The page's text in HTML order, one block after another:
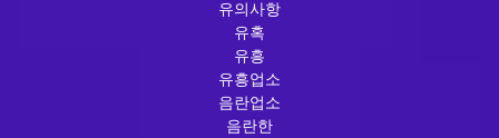
유의사항
유혹
유흥
유흥업소
음란업소
음란한